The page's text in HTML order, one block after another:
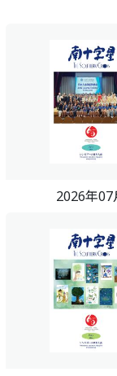
2026年07